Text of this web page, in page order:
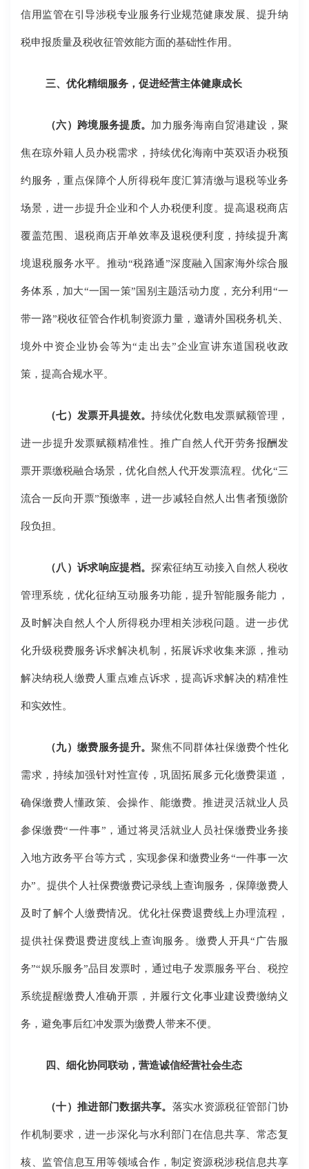
信用监管在引导涉税专业服务行业规范健康发展、提升纳
税申报质量及税收征管效能方面的基础性作用。
三、优化精细服务，促进经营主体健康成长
（六）跨境服务提质。 加力服务海南自贸港建设，聚
焦在琼外籍人员办税需求，持续优化海南中英双语办税预
约服务，重点保障个人所得税年度汇算清缴与退税等业务
场景，进一步提升企业和个人办税便利度。提高退税商店
覆盖范围、退税商店开单效率及退税便利度，持续提升离
境退税服务水平。推动“税路通”深度融入国家海外综合服
务体系，加大“一国一策”国别主题活动力度，充分利用“一
带一路”税收征管合作机制资源力量，邀请外国税务机关、
境外中资企业协会等为“走出去”企业宣讲东道国税收政
策，提高合规水平。
（七）发票开具提效。持续优化数电发票赋额管理，
进一步提升发票赋额精准性。推广自然人代开劳务报酬发
票开票缴税融合场景，优化自然人代开发票流程。优化“三
流合一反向开票”预缴率，进一步减轻自然人出售者预缴阶
段负担。
（八）诉求响应提档。探索征纳互动接入自然人税收
管理系统，优化征纳互动服务功能，提升智能服务能力，
及时解决自然人个人所得税办理相关涉税问题。进一步优
化升级税费服务诉求解决机制，拓展诉求收集来源，推动
解决纳税人缴费人重点难点诉求，提高诉求解决的精准性
和实效性。
（九）缴费服务提升。聚焦不同群体社保缴费个性化
需求，持续加强针对性宣传，巩固拓展多元化缴费渠道，
确保缴费人懂政策、会操作、能缴费。推进灵活就业人员
参保缴费“一件事”，通过将灵活就业人员社保缴费业务接
入地方政务平台等方式，实现参保和缴费业务“一件事一次
办”。提供个人社保费缴费记录线上查询服务，保障缴费人
及时了解个人缴费情况。优化社保费退费线上办理流程，
提供社保费退费进度线上查询服务。缴费人开具“广告服
务”“娱乐服务”品目发票时，通过电子发票服务平台、税控
系统提醒缴费人准确开票，并履行文化事业建设费缴纳义
务，避免事后红冲发票为缴费人带来不便。
四、细化协同联动，营造诚信经营社会生态
（十）推进部门数据共享。 落实水资源税征管部门协
作机制要求，进一步深化与水利部门在信息共享、常态复
核、监管信息互用等领域合作，制定资源税涉税信息共享